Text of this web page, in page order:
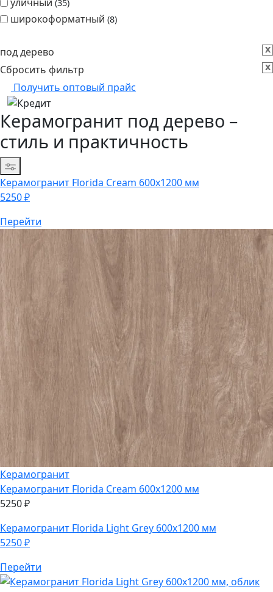
уличный 35
широкоформатный 8
под дерево
x
Сбросить фильтр
x
Получить оптовый прайс
Керамогранит под дерево –
стиль и практичность
Сортировка
Керамогранит Florida Cream 600х1200 мм
5250₽
Перейти
Керамогранит
Керамогранит Florida Cream 600х1200 мм
5250₽
Керамогранит Florida Light Grey 600х1200 мм
5250₽
Перейти